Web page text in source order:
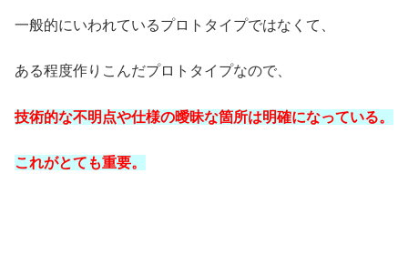
一般的にいわれているプロトタイプではなくて、
ある程度作りこんだプロトタイプなので、
技術的な不明点や仕様の曖昧な箇所は明確になっている。
これがとても重要。